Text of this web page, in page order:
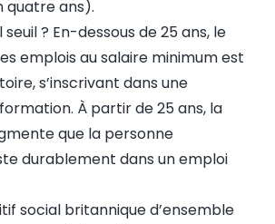
quatre ans).
? En-dessous de 25 ans, le
emplois au salaire minimum est
s’inscrivant dans une
À partir de 25 ans, la
que la personne
durablement dans un emploi
social britannique d’ensemble